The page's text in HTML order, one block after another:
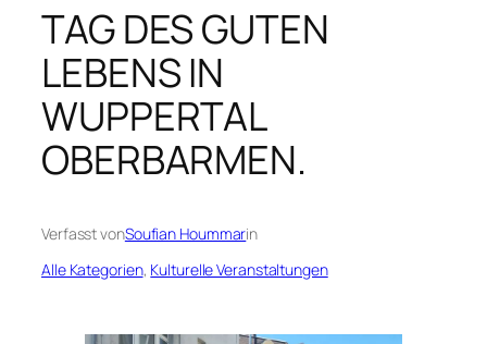
TAG DES GUTEN
LEBENS IN
WUPPERTAL
OBERBARMEN.
Verfasst vonSoufian Hoummarin
Alle Kategorien, Kulturelle Veranstaltungen